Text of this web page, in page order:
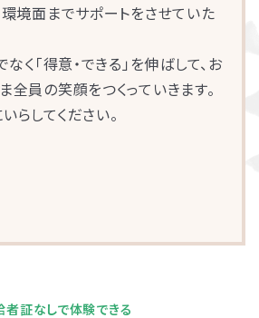
環境面までサポートをさせていた
なく「得意・できる」を伸ばして、お
全員の笑顔をつくっていきます。
らしてください。
者証なしで体験できる